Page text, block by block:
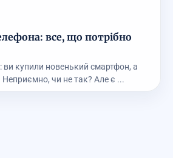
все, що потрібно
ви купили новенький смартфон, а
чи не так? Але є ...